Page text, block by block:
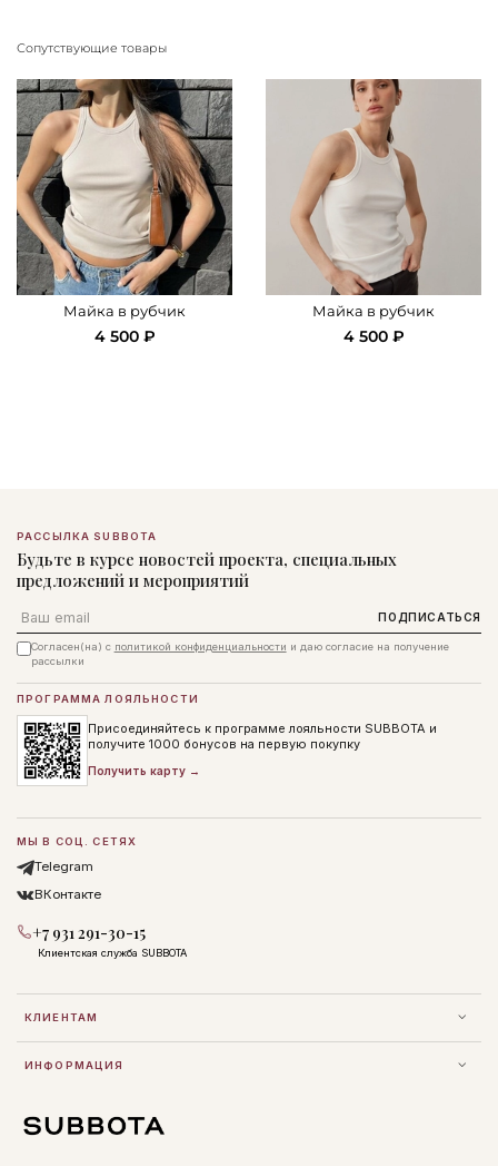
Сопутствующие товары
Майка в рубчик
4 500 ₽
Майка в рубчик
4 500 ₽
РАССЫЛКА SUBBOTA
Будьте в курсе новостей проекта, специальных
предложений и мероприятий
Email ПОДПИСАТЬСЯ
Согласен(на) с политикой конфиденциальности и даю согласие на получение
рассылки
КЛИЕНТАМ
ИНФОРМАЦИЯ
ПРОГРАММА ЛОЯЛЬНОСТИ
Присоединяйтесь к программе лояльности SUBBOTA и
получите 1000 бонусов на первую покупку
Получить карту →
МЫ В СОЦ. СЕТЯХ
Telegram
ВКонтакте
+7 931 291-30-15
Клиентская служба SUBBOTA